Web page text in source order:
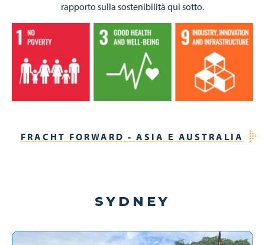
rapporto sulla sostenibilità qui sotto.
Immagine
FRACHT FORWARD - ASIA E AUSTRALIA
SYDNEY